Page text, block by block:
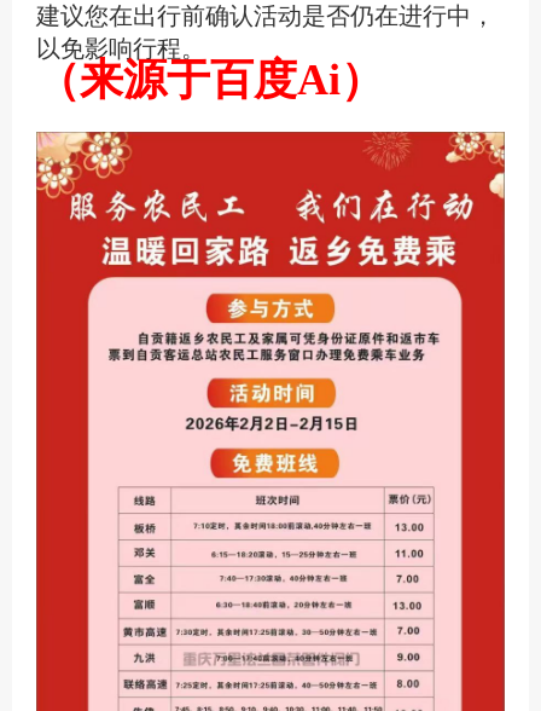
建议您在出行前确认活动是否仍在进行中，
以免影响行程。
（来源于百度Ai）